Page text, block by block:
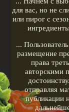
для вас, но не
или пирог с
...
размещение
права
авторскими
отправляя
публикации